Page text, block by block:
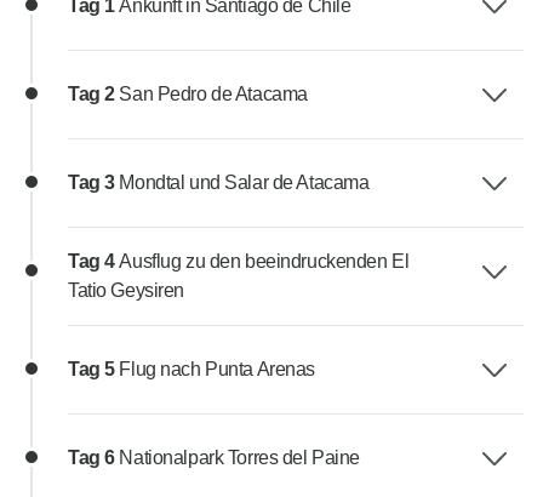
Tag 1Ankunft in Santiago de Chile
Tag 2 San Pedro de Atacama
Tag 3 Mondtal und Salar de Atacama
Tag 4Ausflug zu den beeindruckenden El
Tatio Geysiren
Tag 5 Flug nach Punta Arenas
Tag 6 Nationalpark Torres del Paine